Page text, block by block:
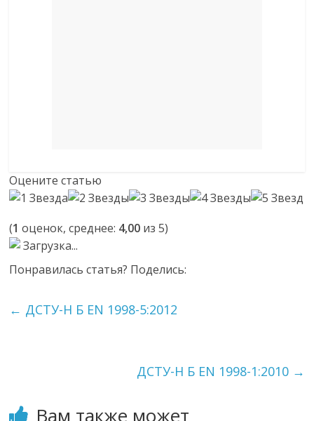
Оцените статью
(1 оценок, среднее: 4,00 из 5)
Загрузка...
Понравилась статья? Поделись:
← ДСТУ-Н Б EN 1998-5:2012
ДСТУ-Н Б EN 1998-1:2010 →
Вам также может